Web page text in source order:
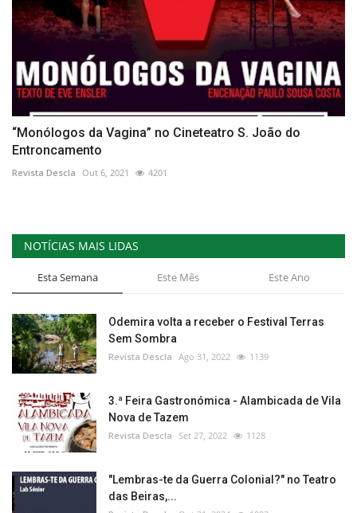
“Monólogos da Vagina” no Cineteatro S. João do
Entroncamento
Revista Descla Out 6, 2021 4201
NOTÍCIAS MAIS LIDAS
Esta Semana Este Mês Este Ano
Odemira volta a receber o Festival Terras
Sem Sombra
Revista Descla Ago 31, 2022 1139
3.ª Feira Gastronómica - Alambicada de Vila
Nova de Tazem
Revista Descla Set 27, 2022 1128
"Lembras-te da Guerra Colonial?" no Teatro
das Beiras,...